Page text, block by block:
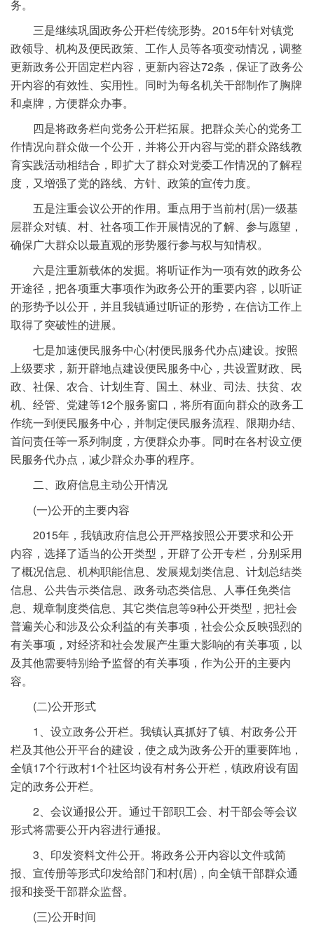
务。
三是继续巩固政务公开栏传统形势。2015年针对镇党
政领导、机构及便民政策、工作人员等各项变动情况，调整
更新政务公开固定栏内容，更新内容达72条，保证了政务公
开内容的有效性、实用性。同时为每名机关干部制作了胸牌
和桌牌，方便群众办事。
四是将政务栏向党务公开栏拓展。把群众关心的党务工
作情况向群众做一个公开，并将公开内容与党的群众路线教
育实践活动相结合，即扩大了群众对党委工作情况的了解程
度，又增强了党的路线、方针、政策的宣传力度。
五是注重会议公开的作用。重点用于当前村(居)一级基
层群众对镇、村、社各项工作开展情况的了解、参与愿望，
确保广大群众以最直观的形势履行参与权与知情权。
六是注重新载体的发掘。将听证作为一项有效的政务公
开途径，把各项重大事项作为政务公开的重要内容，以听证
的形势予以公开，并且我镇通过听证的形势，在信访工作上
取得了突破性的进展。
七是加速便民服务中心(村便民服务代办点)建设。按照
上级要求，新开辟地点建设便民服务中心，共设置财政、民
政、社保、农合、计划生育、国土、林业、司法、扶贫、农
机、经管、党建等12个服务窗口，将所有面向群众的政务工
作统一到便民服务中心，并制定便民服务流程、限期办结、
首问责任等一系列制度，方便群众办事。同时在各村设立便
民服务代办点，减少群众办事的程序。
二、政府信息主动公开情况
(一)公开的主要内容
2015年，我镇政府信息公开严格按照公开要求和公开
内容，选择了适当的公开类型，开辟了公开专栏，分别采用
了概况信息、机构职能信息、发展规划类信息、计划总结类
信息、公共告示类信息、政务动态类信息、人事任免类信
息、规章制度类信息、其它类信息等9种公开类型，把社会
普遍关心和涉及公众利益的有关事项，社会公众反映强烈的
有关事项，对经济和社会发展产生重大影响的有关事项，以
及其他需要特别给予监督的有关事项，作为公开的主要内
容。
(二)公开形式
1、设立政务公开栏。我镇认真抓好了镇、村政务公开
栏及其他公开平台的建设，使之成为政务公开的重要阵地，
全镇17个行政村1个社区均设有村务公开栏，镇政府设有固
定的政务公开栏。
2、会议通报公开。通过干部职工会、村干部会等会议
形式将需要公开内容进行通报。
3、印发资料文件公开。将政务公开内容以文件或简
报、宣传册等形式印发给部门和村(居)，向全镇干部群众通
报和接受干部群众监督。
(三)公开时间